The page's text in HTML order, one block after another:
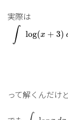
実際は
∫ log(x + 3)
∫
って解くんだけ
∫